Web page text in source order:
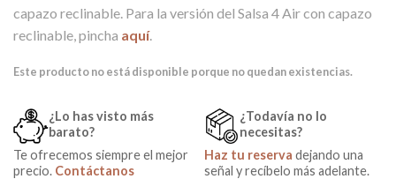
capazo reclinable. Para la versión del Salsa 4 Air con capazo
reclinable, pincha aquí.
Este producto no está disponible porque no quedan existencias.
¿Lo has visto más
barato?
Te ofrecemos siempre el mejor
precio. Contáctanos
¿Todavía no lo
necesitas?
Haz tu reserva dejando una
señal y recíbelo más adelante.